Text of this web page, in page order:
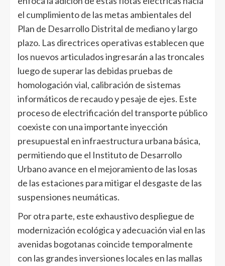
el cumplimiento de las metas ambientales del
Plan de Desarrollo Distrital de mediano y largo
plazo. Las directrices operativas establecen que
los nuevos articulados ingresarán a las troncales
luego de superar las debidas pruebas de
homologación vial, calibración de sistemas
informáticos de recaudo y pesaje de ejes. Este
proceso de electrificación del transporte público
coexiste con una importante inyección
presupuestal en infraestructura urbana básica,
permitiendo que el Instituto de Desarrollo
Urbano avance en el mejoramiento de las losas
de las estaciones para mitigar el desgaste de las
suspensiones neumáticas.
Por otra parte, este exhaustivo despliegue de
modernización ecológica y adecuación vial en las
avenidas bogotanas coincide temporalmente
con las grandes inversiones locales en las mallas